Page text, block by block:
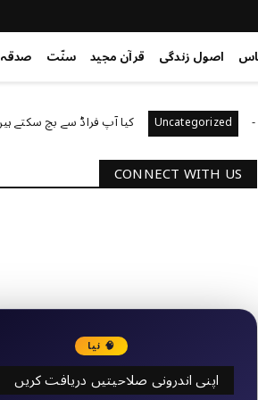
اصول زندگی قرآن مجید سنّت صدقہ
کیا آپ فراڈ سے بچ سکتے ہیں؟
CONNECT WITH US
🧠 نیا
اپنی اندرونی صلاحیتیں دریافت کریں